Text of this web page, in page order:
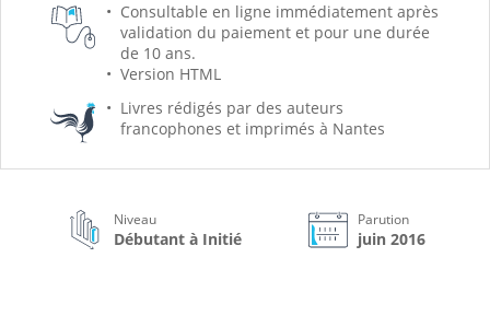
Consultable en ligne immédiatement après
validation du paiement et pour une durée
de 10 ans.
Version HTML
Livres rédigés par des auteurs
francophones et imprimés à Nantes
Niveau
Débutant à Initié
Parution
juin 2016